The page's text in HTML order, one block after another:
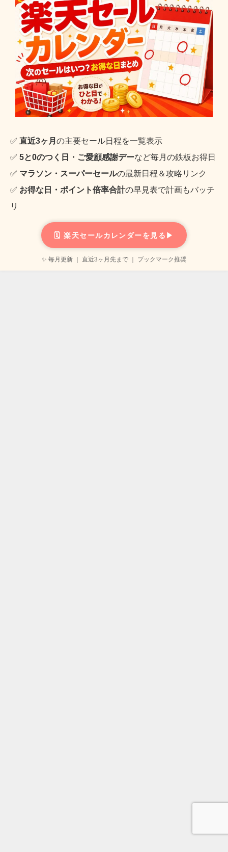
✅ 直近3ヶ月 の主要セール日程を一覧表示
✅ 5と0のつく日・ご愛顧感謝デーなど毎月の鉄板お得日
✅ マラソン・スーパーセールの最新日程＆攻略リンク
✅ お得な日・ポイント倍率合計の早見表で計画もバッチ
リ
🗓️ 楽天セールカレンダーを見る▶
✨ 毎月更新 ｜ 直近3ヶ月先まで ｜ ブックマーク推奨